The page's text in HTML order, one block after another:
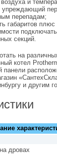
и
перепадам;
габаритов
секций.
на
котел
панели
и другим
дровах